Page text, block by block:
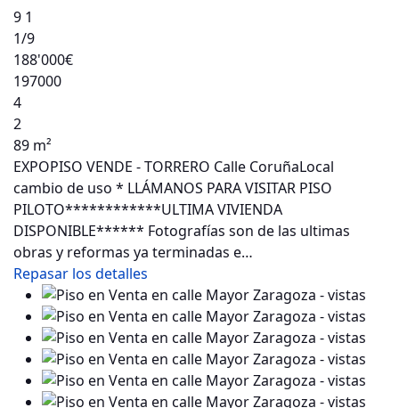
9 1
1/9
188'000€
197000
4
2
89 m²
EXPOPISO VENDE - TORRERO Calle CoruñaLocal
cambio de uso * LLÁMANOS PARA VISITAR PISO
PILOTO************ULTIMA VIVIENDA
DISPONIBLE****** Fotografías son de las ultimas
obras y reformas ya terminadas e…
Repasar los detalles